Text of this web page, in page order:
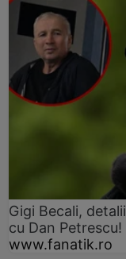
Gigi Becali,
cu Dan
www.fanatik.ro